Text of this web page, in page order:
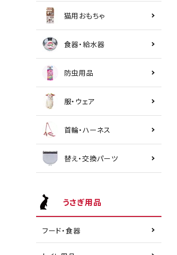
猫用おもちゃ
食器・給水器
防虫用品
服・ウェア
首輪・ハーネス
替え・交換パーツ
うさぎ用品
フード・食器